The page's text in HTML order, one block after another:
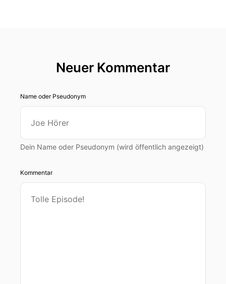
Neuer Kommentar
Name oder Pseudonym
Dein Name oder Pseudonym (wird öffentlich angezeigt)
Kommentar